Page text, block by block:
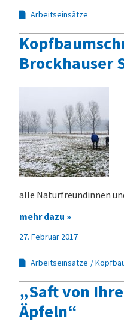
Arbeitseinsätze
Brockhauser
alle Natur­freundinnen
mehr dazu »
27. Februar 2017
Arbeitseinsätze
„Saft von
Äpfeln“